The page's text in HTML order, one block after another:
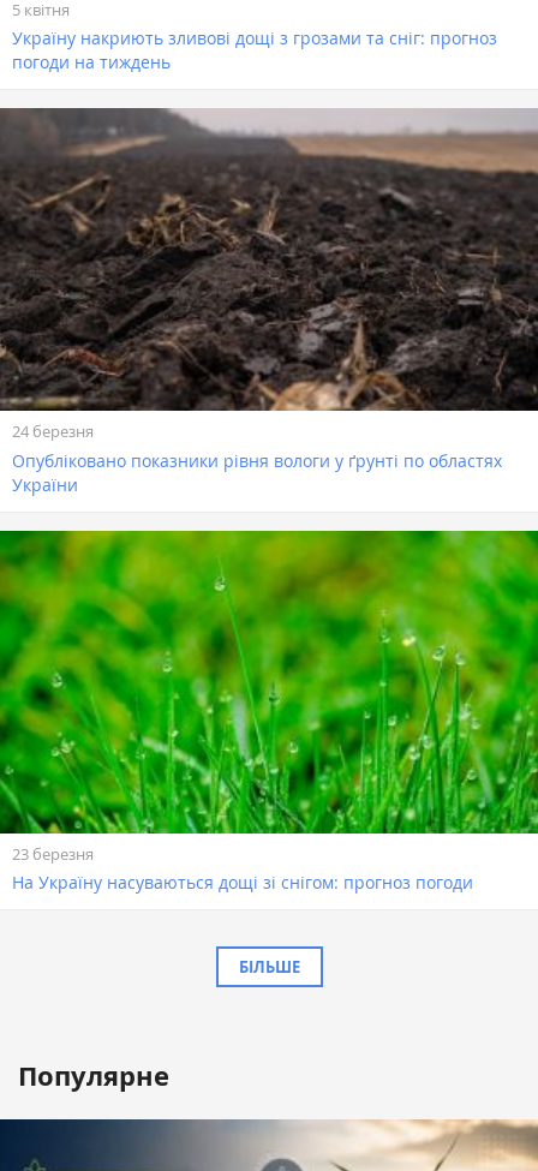
5 квітня
Україну накриють зливові дощі з грозами та сніг: прогноз
погоди на тиждень
24 березня
Опубліковано показники рівня вологи у ґрунті по областях
України
23 березня
На Україну насуваються дощі зі снігом: прогноз погоди
БІЛЬШЕ
Популярне